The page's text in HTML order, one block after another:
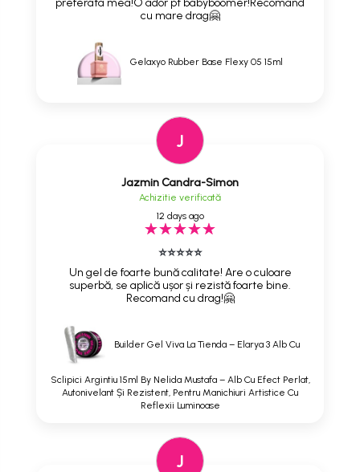
preferata mea!O ador pt babyboomer!Recomand
cu mare drag🤗
Gelaxyo Rubber Base Flexy 05 15ml
J
Jazmin Candra-Simon
Achizitie verificată
12 days ago
⭐⭐⭐⭐⭐
Un gel de foarte bună calitate! Are o culoare
superbă, se aplică ușor și rezistă foarte bine.
Recomand cu drag!🤗
Builder Gel Viva La Tienda – Elarya 3 Alb Cu
Sclipici Argintiu 15ml By Nelida Mustafa – Alb Cu Efect Perlat,
Autonivelant Și Rezistent, Pentru Manichiuri Artistice Cu
Reflexii Luminoase
J